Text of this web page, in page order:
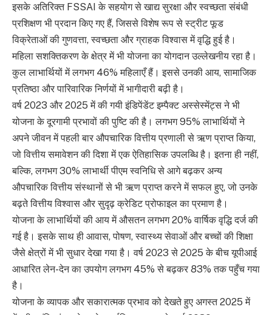
इसके अतिरिक्त FSSAI के सहयोग से खाद्य सुरक्षा और स्वच्छता संबंधी
प्रशिक्षण भी प्रदान किए गए हैं, जिससे विशेष रूप से स्ट्रीट फूड
विक्रेताओं की गुणवत्ता, स्वच्छता और ग्राहक विश्वास में वृद्धि हुई है।
महिला सशक्तिकरण के क्षेत्र में भी योजना का योगदान उल्लेखनीय रहा है।
कुल लाभार्थियों में लगभग 46% महिलाएँ हैं। इससे उनकी आय, सामाजिक
प्रतिष्ठा और पारिवारिक निर्णयों में भागीदारी बढ़ी है।
वर्ष 2023 और 2025 में की गयी इंडिपेंडेंट इम्पैक्ट अस्सेस्मेंट्स ने भी
योजना के दूरगामी प्रभावों की पुष्टि की है। लगभग 95% लाभार्थियों ने
अपने जीवन में पहली बार औपचारिक वित्तीय प्रणाली से ऋण प्राप्त किया,
जो वित्तीय समावेशन की दिशा में एक ऐतिहासिक उपलब्धि है। इतना ही नहीं,
बल्कि, लगभग 30% लाभार्थी पीएम स्वनिधि से आगे बढ़कर अन्य
औपचारिक वित्तीय संस्थानों से भी ऋण प्राप्त करने में सफल हुए, जो उनके
बढ़ते वित्तीय विश्वास और सुदृढ़ क्रेडिट प्रोफाइल का प्रमाण है।
योजना के लाभार्थियों की आय में औसतन लगभग 20% वार्षिक वृद्धि दर्ज की
गई है। इसके साथ ही आवास, पोषण, स्वास्थ्य सेवाओं और बच्चों की शिक्षा
जैसे क्षेत्रों में भी सुधार देखा गया है। वर्ष 2023 से 2025 के बीच यूपीआई
आधारित लेन-देन का उपयोग लगभग 45% से बढ़कर 83% तक पहुँच गया
है।
योजना के व्यापक और सकारात्मक प्रभाव को देखते हुए अगस्त 2025 में